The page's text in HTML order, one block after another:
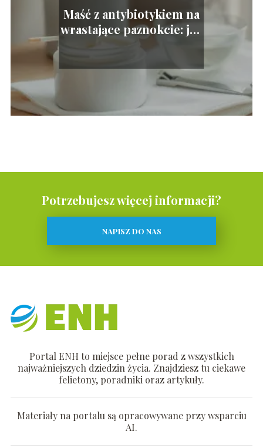
Maść z antybiotykiem na
wrastające paznokcie: jak
Potrzebujesz więcej informacji?
NAPISZ DO NAS
Portal ENH to miejsce pełne porad z wszystkich
najważniejszych dziedzin życia. Znajdziesz tu ciekawe
felietony, poradniki oraz artykuły.
Materiały na portalu są opracowywane przy wsparciu
AI.